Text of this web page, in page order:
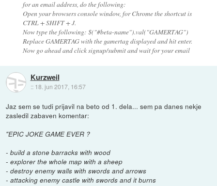
for an email address, do the following:
Open your browsers console window, for Chrome the shortcut is
CTRL + SHIFT + J.
Now type the following: $("#beta-name").val("GAMERTAG")
Replace GAMERTAG with the gamertag displayed and hit enter.
Now go ahead and click signup/submit and wait for your email
Kurzweil
:: 18. jun 2017, 16:57
Jaz sem se tudi prijavil na beto od 1. dela... sem pa danes nekje
zasledil zabaven komentar:
"EPIC JOKE GAME EVER ?
- build a stone barracks with wood
- explorer the whole map with a sheep
- destroy enemy walls with swords and arrows
- attacking enemy castle with swords and it burns